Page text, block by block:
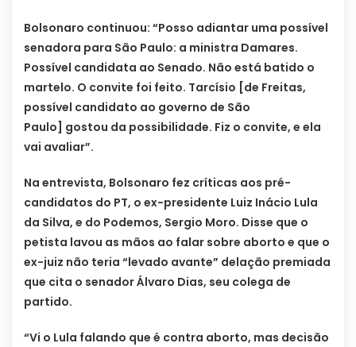
Bolsonaro continuou: “Posso adiantar uma possível
senadora para São Paulo: a ministra Damares.
Possível candidata ao Senado. Não está batido o
martelo. O convite foi feito. Tarcísio [de Freitas,
possível candidato ao governo de São
Paulo] gostou da possibilidade. Fiz o convite, e ela
vai avaliar”.
Na entrevista, Bolsonaro fez críticas aos pré-
candidatos do PT, o ex-presidente Luiz Inácio Lula
da Silva, e do Podemos, Sergio Moro. Disse que o
petista lavou as mãos ao falar sobre aborto e que o
ex-juiz não teria “levado avante” delação premiada
que cita o senador Álvaro Dias, seu colega de
partido.
“Vi o Lula falando que é contra aborto, mas decisão